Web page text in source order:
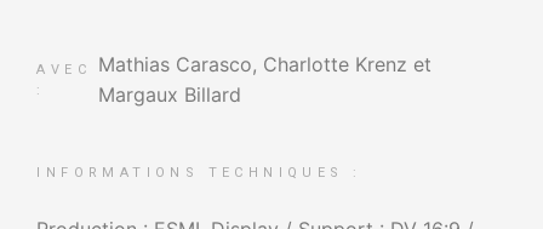
AVEC
:
Mathias Carasco, Charlotte Krenz et
Margaux Billard
INFORMATIONS TECHNIQUES :